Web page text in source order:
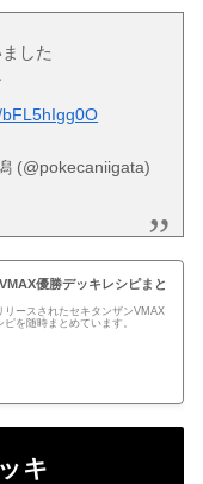
した
(@pokecaniigata)
優勝デッキレシピまと
リースされたセキタンザンVMAX
を随時まとめています。
キ